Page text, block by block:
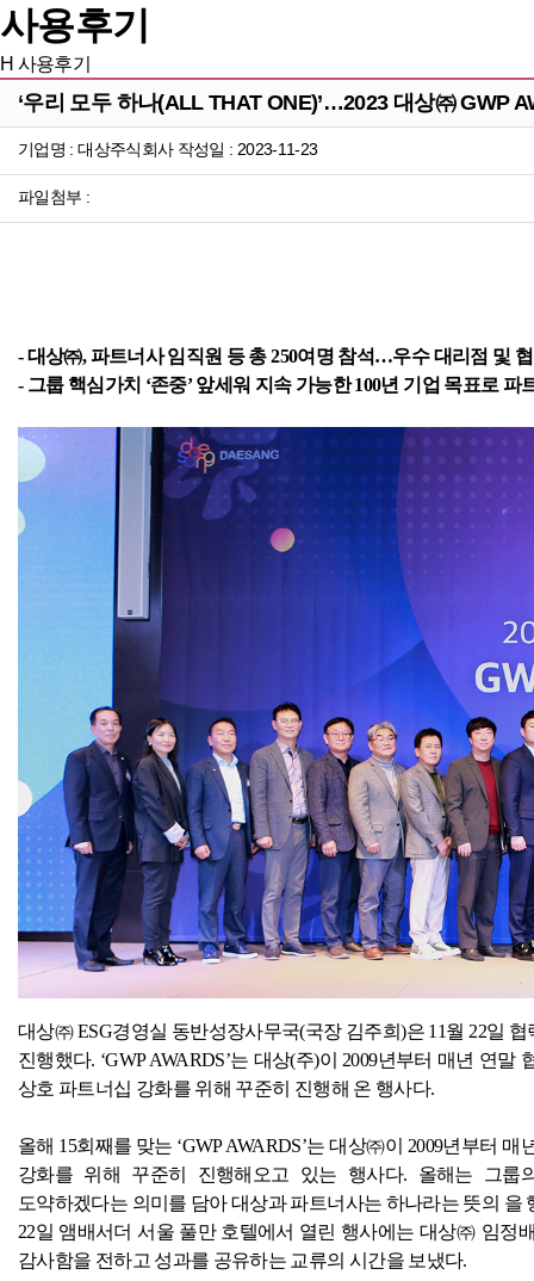
사용후기
H 사용후기
‘우리 모두 하나(ALL THAT ONE)’…2023 대상㈜ GWP
기업명 : 대상주식회사 작성일 : 2023-11-23
파일첨부 :
- 대상㈜, 파트너사 임직원 등 총 250여명 참석…우수 대리점 및
- 그룹 핵심가치 ‘존중’ 앞세워 지속 가능한 100년 기업 목표로
대상㈜ESG경영실 동반성장사무국(국장 김주희)은11월 22일 협
진행했다. ‘GWP AWARDS’는 대상(주)이 2009년부터 매년 연말
상호 파트너십 강화를 위해 꾸준히 진행해 온 행사다.
올해 15회째를 맞는 ‘GWP AWARDS’는 대상㈜이 2009년부터 매
강화를 위해 꾸준히 진행해오고 있는 행사다. 올해는 그룹
도약하겠다는 의미를 담아 대상과 파트너사는 하나라는 뜻의 을
22일 앰배서더 서울 풀만 호텔에서 열린 행사에는 대상㈜ 임정
감사함을 전하고 성과를 공유하는 교류의 시간을 보냈다.